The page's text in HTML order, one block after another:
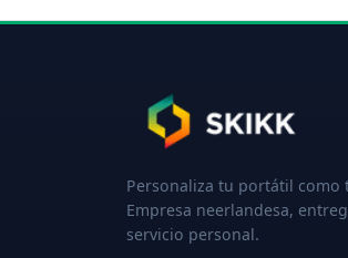
Personaliza tu portátil como
Empresa neerlandesa,
servicio personal.